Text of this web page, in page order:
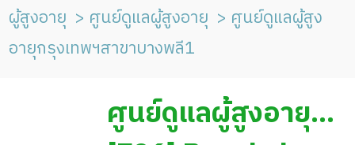
ผู้สูงอายุ ศูนย์ดูแลผู้สูงอายุ
ศูนย์ดูแลผู้สูง
อายุกรุงเทพฯสาขาบางพลี1
ศูนย์ดูแลผู้สูงอายุ